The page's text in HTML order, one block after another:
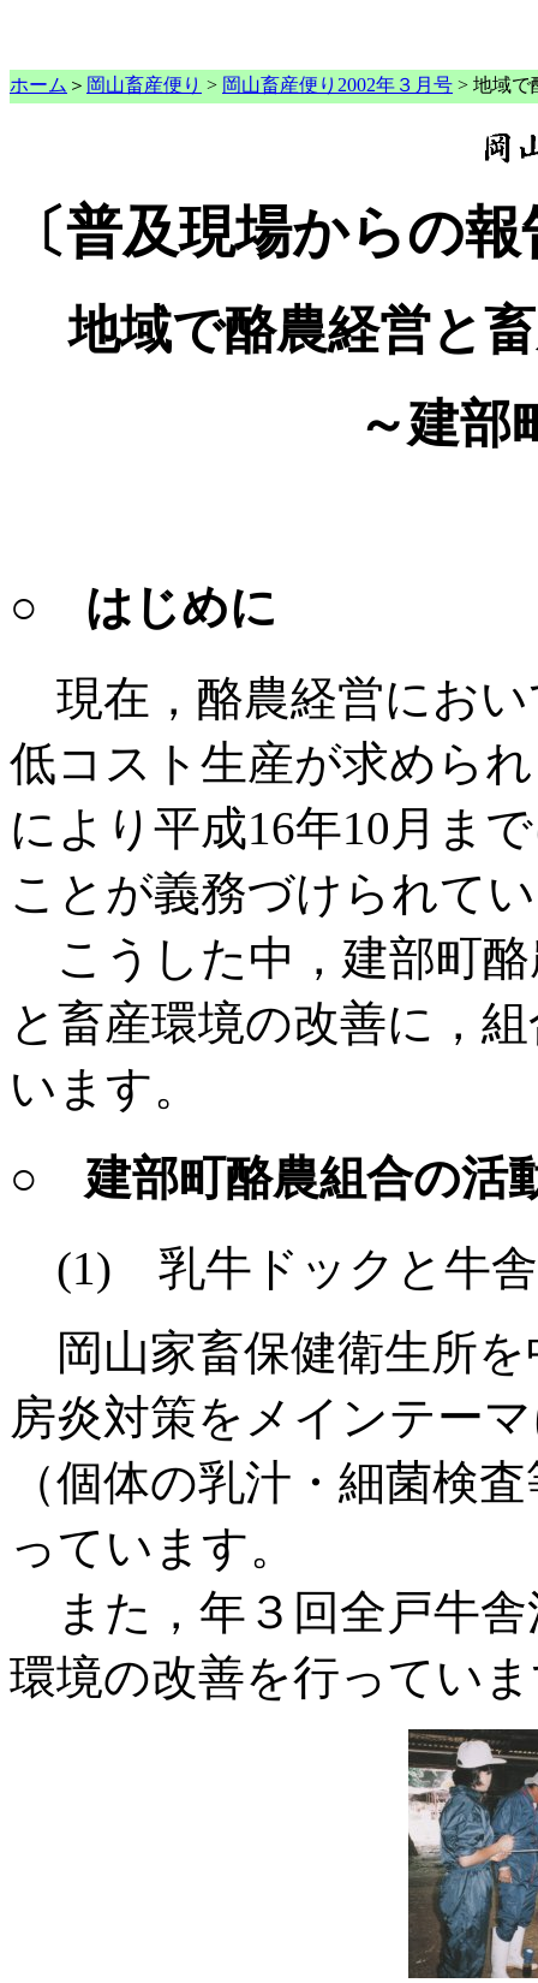
ホーム ＞ 岡山畜産便り > 岡山畜産便り2002年３月号 > 地域で
〔普及現場からの
地域で酪農経営と
～建部
○ はじめに
現在，酪農経営にお
低コスト生産が求めら
により平成16年10月ま
ことが義務づけられて
こうした中，建部町酪
と畜産環境の改善に，
います。
○ 建部町酪農組合の活
(1) 乳牛ドックと牛舎
岡山家畜保健衛生所を
房炎対策をメインテー
（個体の乳汁・細菌検
っています。
また，年３回全戸牛舎
環境の改善を行ってい